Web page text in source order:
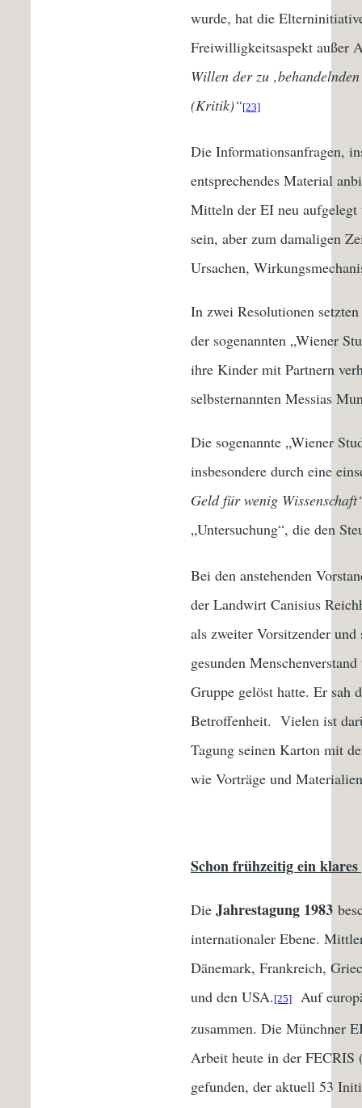
wurde, hat die
Freiwilligkeitsaspekt außer
Willen der zu
(Kritik)“[23]
Die Informationsanfragen,
entsprechendes Material
Mitteln der EI neu aufgelegt
sein, aber zum damaligen
Ursachen,
In zwei Resolutionen
der sogenannten „Wiener
ihre Kinder mit Partnern
selbsternannten Messias
Die sogenannte „Wiener
insbesondere durch eine
Geld für wenig
„Untersuchung“, die den
Bei den anstehenden
der Landwirt Canisius
als zweiter Vorsitzender
gesunden
Gruppe gelöst hatte. Er sah
Betroffenheit. Vielen ist
Tagung seinen Karton mit
wie Vorträge und
Schon frühzeitig ein
Die Jahrestagung 1983
internationaler Ebene.
Dänemark, Frankreich,
und den USA. [25]
Auf
zusammen. Die Münchner
Arbeit heute in der FECRIS
gefunden, der aktuell 53